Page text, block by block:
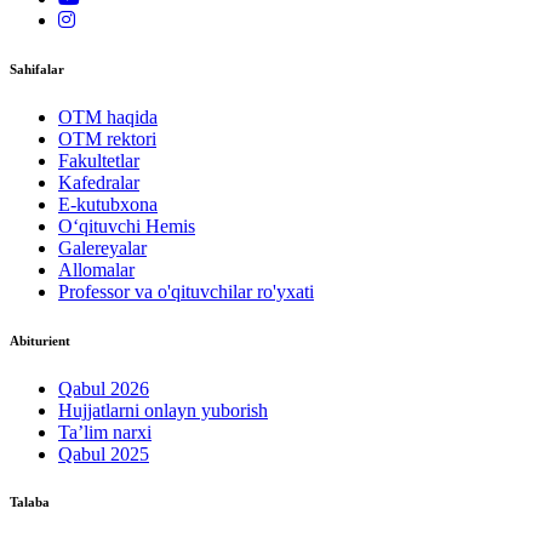
Sahifalar
OTM haqida
OTM rektori
Fakultetlar
Kafedralar
E-kutubxona
O‘qituvchi Hemis
Galereyalar
Allomalar
Professor va o'qituvchilar ro'yxati
Abiturient
Qabul 2026
Hujjatlarni onlayn yuborish
Ta’lim narxi
Qabul 2025
Talaba